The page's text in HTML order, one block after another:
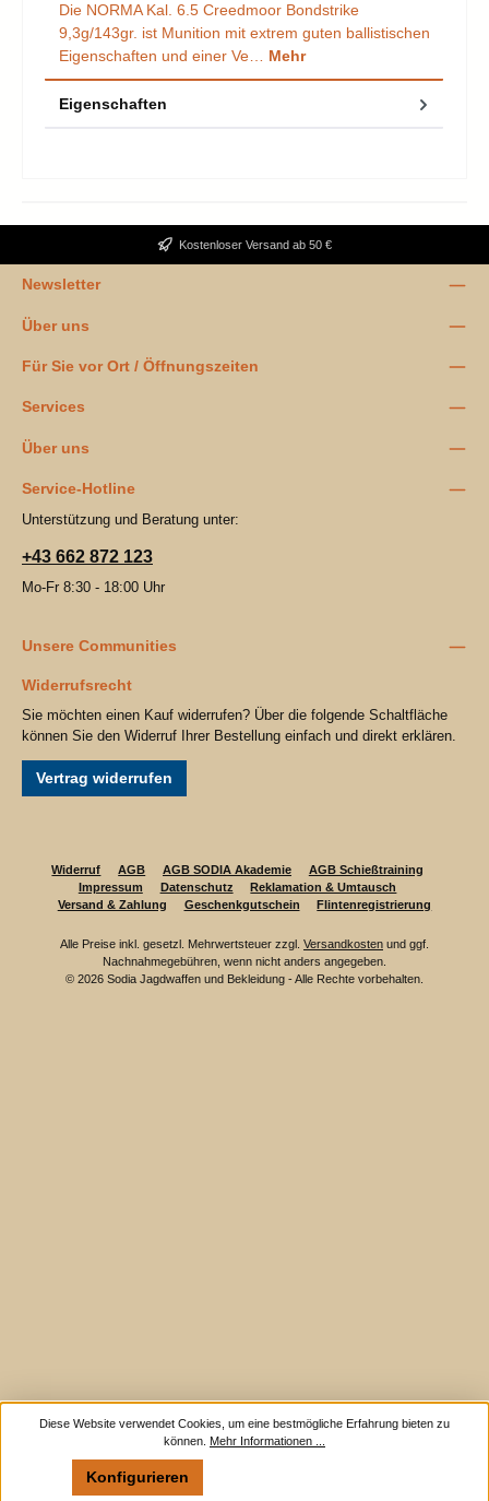
Die NORMA Kal. 6.5 Creedmoor Bondstrike
9,3g/143gr. ist Munition mit extrem guten ballistischen
Eigenschaften und einer Ve… Mehr
Eigenschaften
Kostenloser Versand ab 50 €
Newsletter
Über uns
Für Sie vor Ort / Öffnungszeiten
Services
Über uns
Service-Hotline
Unterstützung und Beratung unter:
+43 662 872 123
Mo-Fr 8:30 - 18:00 Uhr
Unsere Communities
Widerrufsrecht
Sie möchten einen Kauf widerrufen? Über die folgende Schaltfläche
können Sie den Widerruf Ihrer Bestellung einfach und direkt erklären.
Vertrag widerrufen
Widerruf AGB AGB SODIA Akademie
AGB Schießtraining
Impressum
Datenschutz
Reklamation & Umtausch
Versand & Zahlung
Geschenkgutschein Flintenregistrierung
Alle Preise inkl. gesetzl. Mehrwertsteuer zzgl. Versandkosten und ggf.
Nachnahmegebühren, wenn nicht anders angegeben.
© 2026 Sodia Jagdwaffen und Bekleidung - Alle Rechte vorbehalten.
Diese Website verwendet Cookies, um eine bestmögliche Erfahrung bieten zu
können. Mehr Informationen ...
Konfigurieren